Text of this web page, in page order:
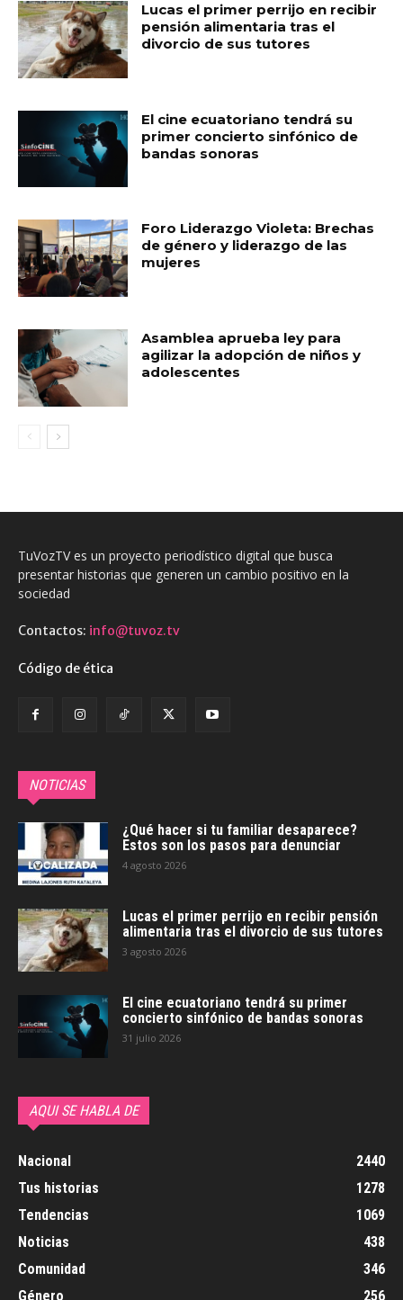
Lucas el primer perrijo en recibir
pensión alimentaria tras el
divorcio de sus tutores
El cine ecuatoriano tendrá su
primer concierto sinfónico de
bandas sonoras
Foro Liderazgo Violeta: Brechas
de género y liderazgo de las
mujeres
Asamblea aprueba ley para
agilizar la adopción de niños y
adolescentes
TuVozTV es un proyecto periodístico digital que busca
presentar historias que generen un cambio positivo en la
sociedad
Contactos: info@tuvoz.tv
Código de ética
NOTICIAS
¿Qué hacer si tu familiar desaparece?
Estos son los pasos para denunciar
4 agosto 2026
Lucas el primer perrijo en recibir pensión
alimentaria tras el divorcio de sus tutores
3 agosto 2026
El cine ecuatoriano tendrá su primer
concierto sinfónico de bandas sonoras
31 julio 2026
AQUI SE HABLA DE
Nacional
2440
Tus historias
1278
Tendencias
1069
Noticias
438
Comunidad
346
Género
256